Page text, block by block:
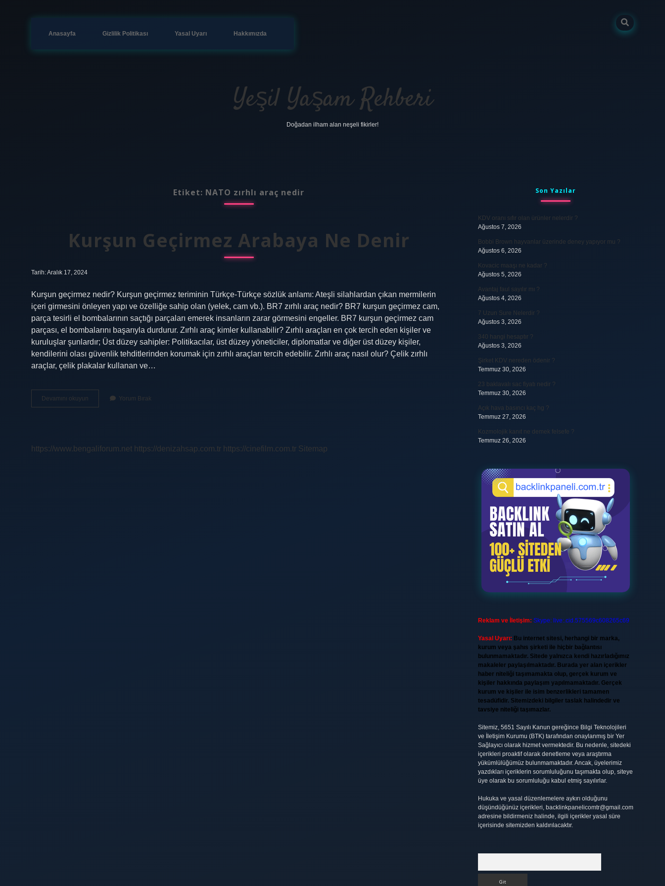
Anasayfa Gizlilik Politikası Yasal Uyarı Hakkımızda
Yeşil Yaşam Rehberi
Doğadan ilham alan neşeli fikirler!
Etiket: NATO zırhlı araç nedir
Kurşun Geçirmez Arabaya Ne Denir
Tarih: Aralık 17, 2024
Kurşun geçirmez nedir? Kurşun geçirmez teriminin Türkçe-Türkçe sözlük anlamı: Ateşli silahlardan çıkan mermilerin
içeri girmesini önleyen yapı ve özelliğe sahip olan (yelek, cam vb.). BR7 zırhlı araç nedir? BR7 kurşun geçirmez cam,
parça tesirli el bombalarının saçtığı parçaları emerek insanların zarar görmesini engeller. BR7 kurşun geçirmez cam
parçası, el bombalarını başarıyla durdurur. Zırhlı araç kimler kullanabilir? Zırhlı araçları en çok tercih eden kişiler ve
kuruluşlar şunlardır; Üst düzey sahipler: Politikacılar, üst düzey yöneticiler, diplomatlar ve diğer üst düzey kişiler,
kendilerini olası güvenlik tehditlerinden korumak için zırhlı araçları tercih edebilir. Zırhlı araç nasıl olur? Çelik zırhlı
araçlar, çelik plakalar kullanan ve…
Devamını okuyun
Geçirmez
Yorum Bırak
https://www.bengaliforum.net https://denizahsap.com.tr https://cinefilm.com.tr Sitemap
SidebarSon Yazılar
KDV oranı sıfır olan ürünler nelerdir ?
Ağustos 7, 2026
Bobbi Brown hayvanlar üzerinde deney yapıyor mu ?
Ağustos 6, 2026
Kovacic maaşı ne kadar ?
Ağustos 5, 2026
Avantaj faul sayılır mı ?
Ağustos 4, 2026
7 Uzun Sure Nelerdir ?
Ağustos 3, 2026
340 hangi hesaptır ?
Ağustos 3, 2026
Şirket KDV nereden ödenir ?
Temmuz 30, 2026
23 baklavalı sac fiyatı nedir ?
Temmuz 30, 2026
Açık hava basıncı kaç hg ?
Temmuz 27, 2026
Kozmolojik kanıt ne demek felsefe ?
Temmuz 26, 2026
Reklam ve İletişim: Skype: live:.cid.575569c608265c69
Yasal Uyarı: Bu internet sitesi, herhangi bir marka,
kurum veya şahıs şirketi ile hiçbir bağlantısı
bulunmamaktadır. Sitede yalnızca kendi hazırladığımız
makaleler paylaşılmaktadır. Burada yer alan içerikler
haber niteliği taşımamakta olup, gerçek kurum ve
kişiler hakkında paylaşım yapılmamaktadır. Gerçek
kurum ve kişiler ile isim benzerlikleri tamamen
tesadüfidir. Sitemizdeki bilgiler taslak halindedir ve
tavsiye niteliği taşımazlar.
Sitemiz, 5651 Sayılı Kanun gereğince Bilgi Teknolojileri
ve İletişim Kurumu (BTK) tarafından onaylanmış bir Yer
Sağlayıcı olarak hizmet vermektedir. Bu nedenle, sitedeki
içerikleri proaktif olarak denetleme veya araştırma
yükümlülüğümüz bulunmamaktadır. Ancak, üyelerimiz
yazdıkları içeriklerin sorumluluğunu taşımakta olup, siteye
üye olarak bu sorumluluğu kabul etmiş sayılırlar.
Hukuka ve yasal düzenlemelere aykırı olduğunu
düşündüğünüz içerikleri, backlinkpanelicomtr@gmail.com
adresine bildirmeniz halinde, ilgili içerikler yasal süre
içerisinde sitemizden kaldırılacaktır.